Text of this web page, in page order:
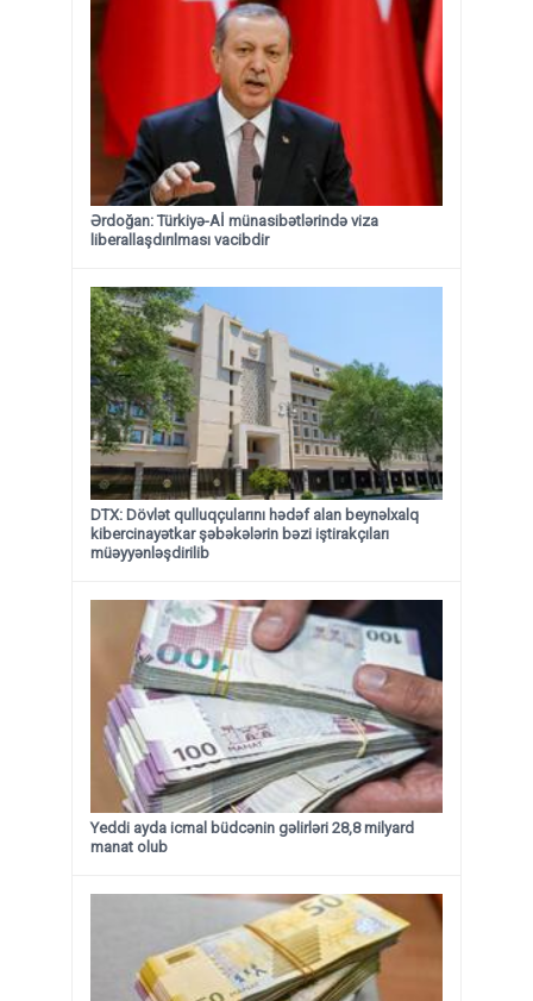
Ərdoğan: Türkiyə-Aİ münasibətlərində viza
liberallaşdırılması vacibdir
DTX: Dövlət qulluqçularını hədəf alan beynəlxalq
kibercinayətkar şəbəkələrin bəzi iştirakçıları
müəyyənləşdirilib
Yeddi ayda icmal büdcənin gəlirləri 28,8 milyard
manat olub